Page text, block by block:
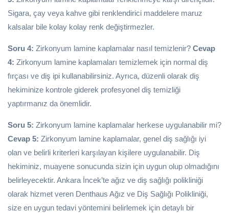
Sigara, çay veya kahve gibi renklendirici maddelere maruz
kalsalar bile kolay kolay renk değiştirmezler.
Soru 4: Zirkonyum lamine kaplamalar nasıl temizlenir? Cevap
4: Zirkonyum lamine kaplamaları temizlemek için normal diş
fırçası ve diş ipi kullanabilirsiniz. Ayrıca, düzenli olarak diş
hekiminize kontrole giderek profesyonel diş temizliği
yaptırmanız da önemlidir.
Soru 5: Zirkonyum lamine kaplamalar herkese uygulanabilir mi?
Cevap 5: Zirkonyum lamine kaplamalar, genel diş sağlığı iyi
olan ve belirli kriterleri karşılayan kişilere uygulanabilir. Diş
hekiminiz, muayene sonucunda sizin için uygun olup olmadığını
belirleyecektir. Ankara İncek’te ağız ve diş sağlığı polikliniği
olarak hizmet veren Denthaus Ağız ve Diş Sağlığı Polikliniği,
size en uygun tedavi yöntemini belirlemek için detaylı bir